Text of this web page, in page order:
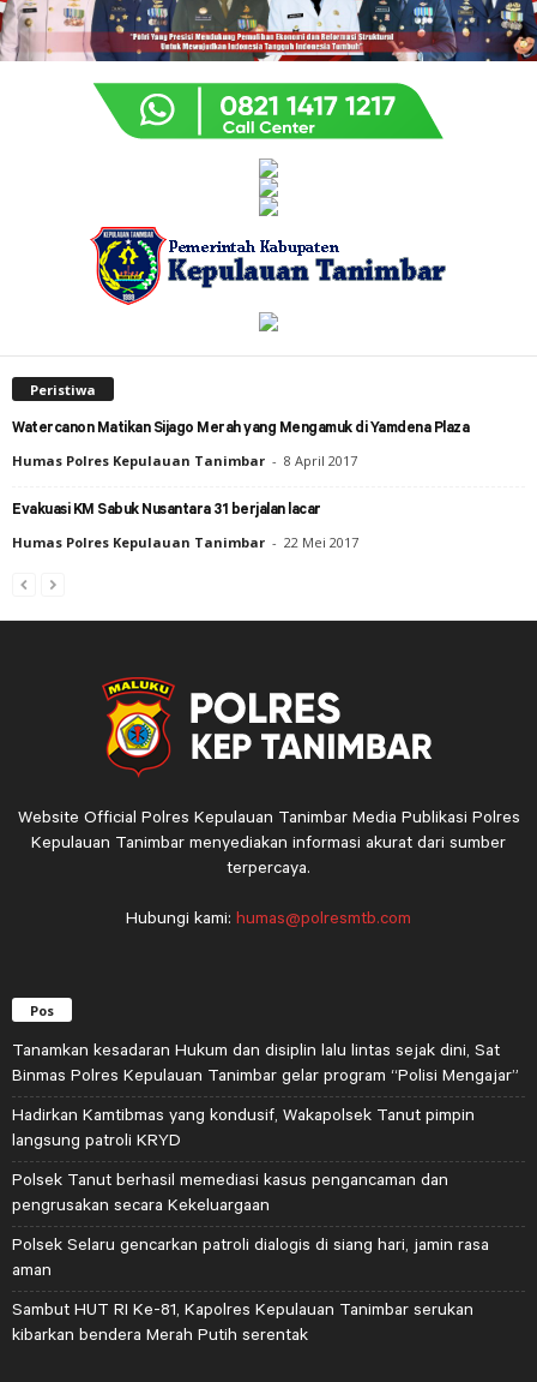
Peristiwa
Watercanon Matikan Sijago Merah yang Mengamuk di Yamdena Plaza
Humas Polres Kepulauan Tanimbar - 8 April 2017
Evakuasi KM Sabuk Nusantara 31 berjalan lacar
Humas Polres Kepulauan Tanimbar - 22 Mei 2017
Website Official Polres Kepulauan Tanimbar Media Publikasi Polres
Kepulauan Tanimbar menyediakan informasi akurat dari sumber
terpercaya.
Hubungi kami: humas@polresmtb.com
Pos
Tanamkan kesadaran Hukum dan disiplin lalu lintas sejak dini, Sat
Binmas Polres Kepulauan Tanimbar gelar program “Polisi Mengajar”
Hadirkan Kamtibmas yang kondusif, Wakapolsek Tanut pimpin
langsung patroli KRYD
Polsek Tanut berhasil memediasi kasus pengancaman dan
pengrusakan secara Kekeluargaan
Polsek Selaru gencarkan patroli dialogis di siang hari, jamin rasa
aman
Sambut HUT RI Ke-81, Kapolres Kepulauan Tanimbar serukan
kibarkan bendera Merah Putih serentak